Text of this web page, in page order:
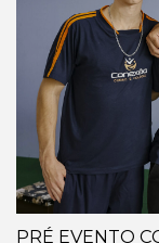
PRÉ EVENTO